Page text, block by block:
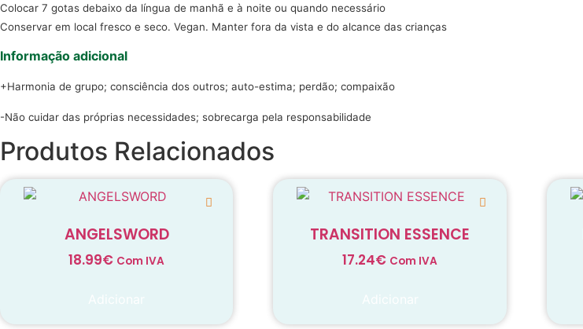
Colocar 7 gotas debaixo da língua de manhã e à noite ou quando necessário
Conservar em local fresco e seco. Vegan. Manter fora da vista e do alcance das crianças
Informação adicional
+Harmonia de grupo; consciência dos outros; auto-estima; perdão; compaixão
-Não cuidar das próprias necessidades; sobrecarga pela responsabilidade
Produtos Relacionados
ANGELSWORD
18.99€ Com IVA
Adicionar
TRANSITION ESSENCE
17.24€ Com IVA
Adicionar